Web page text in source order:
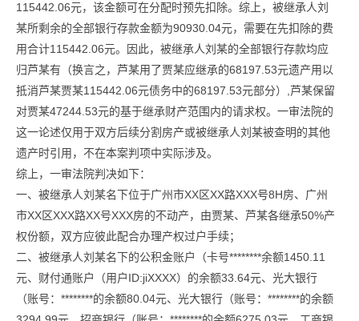
115442.06元，该金额可在分配时预先扣除。综上，被继承人刘
某所剩余的全部银行存款金额为90930.04元，需要在先扣除的费
用合计115442.06元。因此，被继承人刘某的全部银行存款均应
归芦某有（换言之，芦某用了贾某应继承的68197.53元遗产用以
抵消芦某贾某115442.06元债务中的68197.53元部分）,芦某保留
对贾某47244.53元的基于继承财产范围内的请求权。一审法院的
这一论述仅用于双方后续分割房产或被继承人刘某被查明的其他
遗产时引用，不在本案判项中实际涉及。
综上，一审法院判决如下：
一、被继承人刘某名下位于广州市XX区XX路XXX号8H房、广州
市XX区XXX路XX号XXX房的不动产，由贾某、芦某各继承50%产
权份额，双方应彼此配合办理产权过户手续；
二、被继承人刘某名下的公积金账户（卡号********余额1450.11
元、财付通账户（用户ID:jiXXXX）的余额33.64元、光大银行
（账号：********的余额80.04元、光大银行（账号：********的余额